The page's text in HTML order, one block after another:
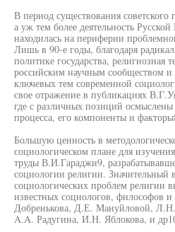
В период существования советского
а уж тем более деятельность
находилась на периферии
Лишь в 90-е годы, благодаря
политике государства, религиозная
российским научным сообществом и
ключевых тем современной
свое отражение в публикациях
где с различных позиций
процесса, его компоненты и
Большую ценность в
социологическом плане для
труды В.И.Гараджи9,
социологии религии. Значительный
социологических проблем религии
известных социологов, философов
Добренькова, Д.Е. Мануйловой,
A.A. Радугина, И.Н. Яблокова, и